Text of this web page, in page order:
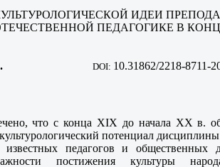
ИДЕИ
ПЕДАГОГИКЕ В
. DOI: 10.31862/2218-8711-
что с конца XIX до начала XX в.
потенциал
известных педагогов и общественных
постижения культуры